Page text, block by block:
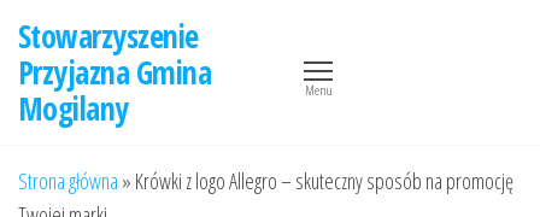
treści
Stowarzyszenie
Przyjazna Gmina
Mogilany
Menu
Strona główna » Krówki z logo Allegro – skuteczny sposób na promocję